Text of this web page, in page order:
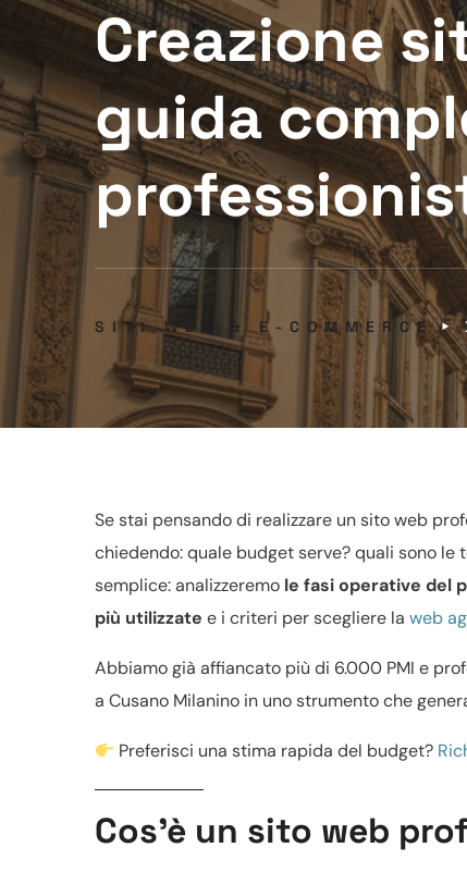
Creazione
guida
SITI WEB & E-COMMERCE
Se stai pensando di realizzare un sito web
chiedendo: quale budget serve? quali sono
semplice: analizzeremo le fasi operative del
più utilizzate e i criteri per scegliere la web
Abbiamo già affiancato più di 6.000 PMI e
a Cusano Milanino in uno strumento che
Preferisci una stima rapida del budget?
Cos’è un sito web